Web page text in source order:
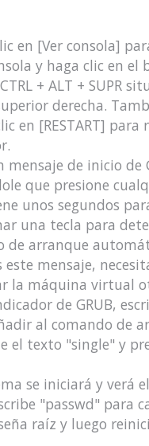
en [Ver consola]
y haga clic en el
+ ALT + SUPR
derecha.
en [RESTART] para
mensaje de inicio de
que presione
unos segundos
una tecla para
de arranque
este mensaje,
la máquina virtual
de GRUB,
al comando de
el texto "single" y
se iniciará y verá
"passwd" para
raíz y luego